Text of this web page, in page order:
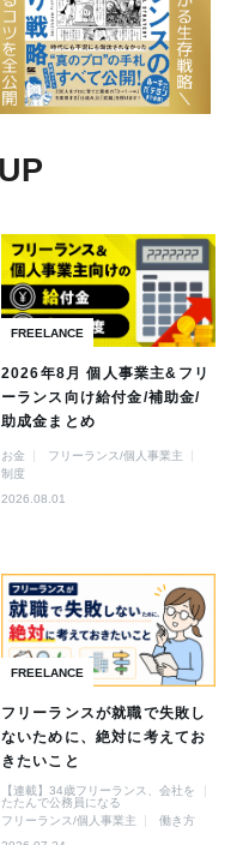
FREELANCE
2026年8月 個人事業主&フリ
ーランス向け給付金/補助金/
助成金まとめ
お金
フリーランス/個人事業主
制度
2026.08.01
FREELANCE
フリーランスが就職で失敗し
ないために、絶対に考えてお
きたいこと
【連載】34歳フリーランス、会社を
たたんで公務員になる
フリーランス/個人事業主
働き方